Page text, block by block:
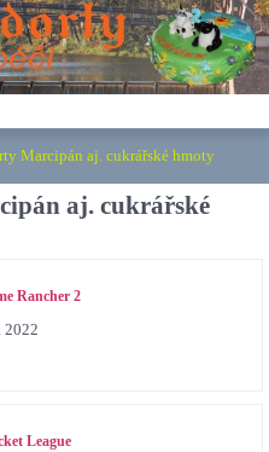
Marcipán aj. cukrářské hmoty
aj. cukrářské
Rancher 2
2022
League